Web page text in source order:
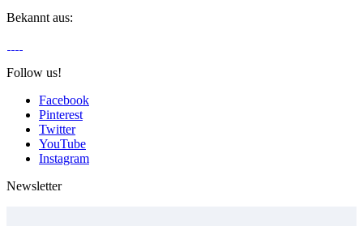
Bekannt aus:
Follow us!
Facebook
Pinterest
Twitter
YouTube
Instagram
Newsletter